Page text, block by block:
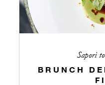
Sapori
BRUNCH